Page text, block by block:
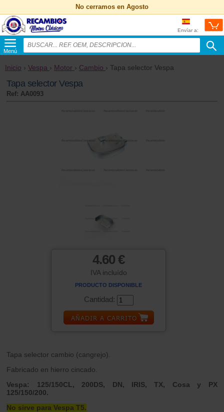
No cerramos en Agosto
Envíar a:
Menú
Inicio › Vespa › Motor › Cambio › Tapa selector Vespa
Tapa selector Vespa
Ref: AA0093
4.60 €
IVA incluído
PRODUCTO DISPONIBLE
Cantidad:
Tapa selector cambio (cangrejo).
Fabricado en hierro cincado.
Vespa: 125/150CL, 200DS, DN, IRIS, TX, Cosa y PX
125/150/200.
No sirve para Vespa T5.